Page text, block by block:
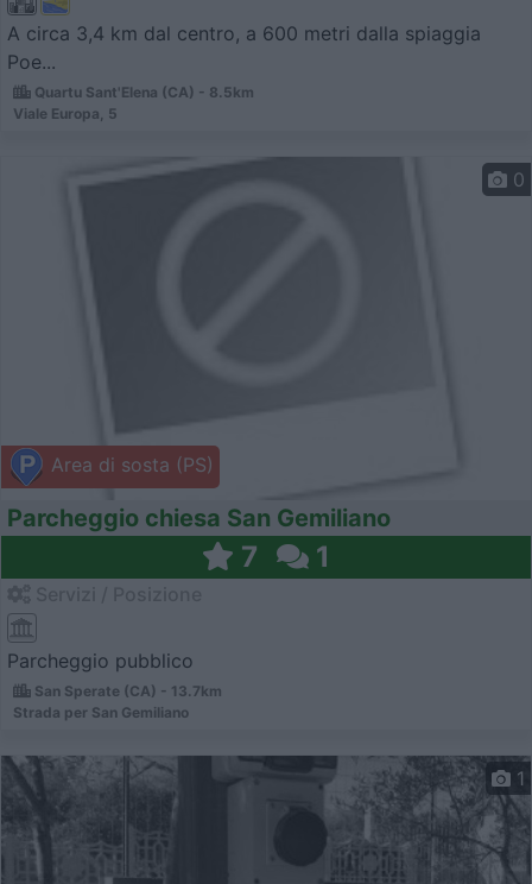
A circa 3,4 km dal centro, a 600 metri dalla spiaggia
Poe...
Quartu Sant'Elena (CA) - 8.5km
Viale Europa, 5
Area di sosta (PS)
0
Parcheggio chiesa San Gemiliano
7 1
Parcheggio pubblico
San Sperate (CA) - 13.7km
Strada per San Gemiliano
1